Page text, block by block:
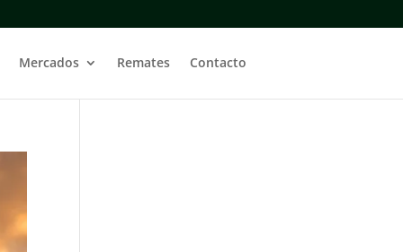
Mercados Remates Contacto